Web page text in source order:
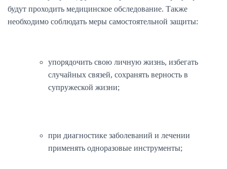
будут проходить медицинское обследование. Также
необходимо соблюдать меры самостоятельной защиты:
упорядочить свою личную жизнь, избегать
случайных связей, сохранять верность в
супружеской жизни;
при диагностике заболеваний и лечении
применять одноразовые инструменты;